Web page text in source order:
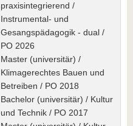
praxisintegrierend /
Instrumental- und
Gesangspädagogik - dual /
PO 2026
Master (universitär) /
Klimagerechtes Bauen und
Betreiben / PO 2018
Bachelor (universitär) / Kultur
und Technik / PO 2017